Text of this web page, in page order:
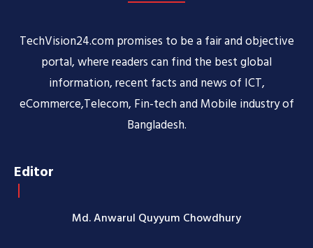
TechVision24.com promises to be a fair and objective
portal, where readers can find the best global
information, recent facts and news of ICT,
eCommerce,Telecom, Fin-tech and Mobile industry of
Bangladesh.
Editor
Md. Anwarul Quyyum Chowdhury